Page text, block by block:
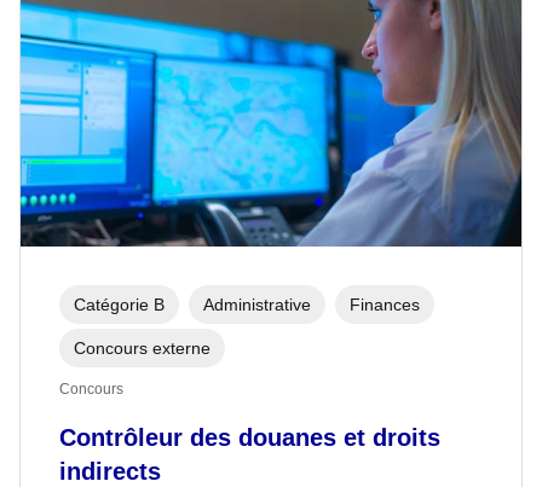
Contrôleur des douanes et droits
indirects
Catégorie B Administrative Finances
Concours externe
Concours